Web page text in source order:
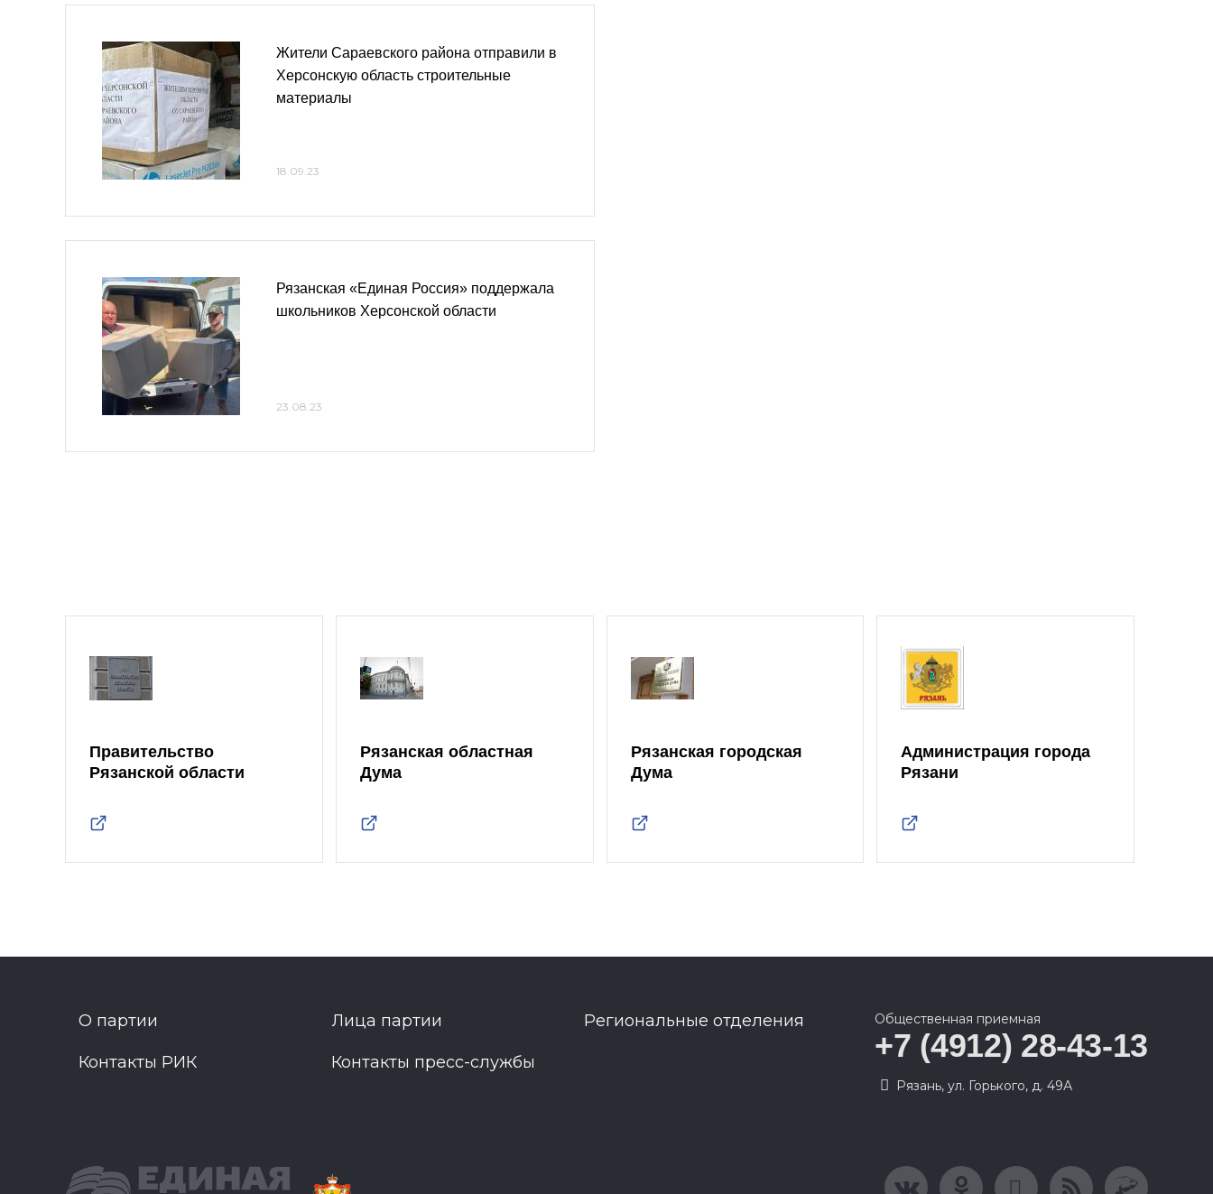
Жители Сараевского района отправили в
Херсонскую область строительные
материалы
18.09.23
Рязанская «Единая Россия» поддержала
школьников Херсонской области
23.08.23
Правительство
Рязанской области
Рязанская областная
Дума
Рязанская городская
Дума
Администрация города
Рязани
О партии Лица партии Региональные отделения
Контакты РИК Контакты пресс-службы
Общественная приемная
+7 (4912) 28-43-13
Рязань, ул. Горького, д. 49А